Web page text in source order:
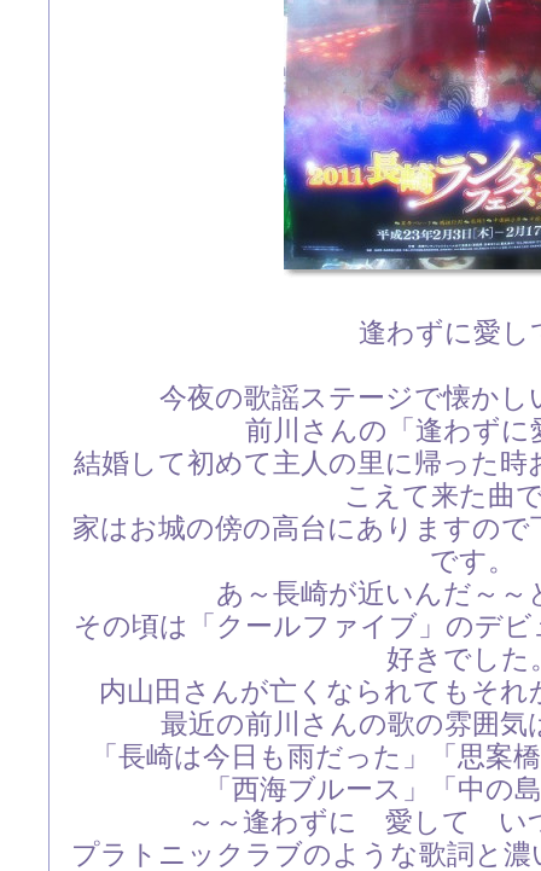
逢わずに愛し
今夜の歌謡ステージで懐かし
前川さんの「逢わずに
結婚して初めて主人の里に帰った
こえて来た曲
家はお城の傍の高台にありますの
です。
あ～長崎が近いんだ～～
その頃は「クールファイブ」のデ
好きでした
内山田さんが亡くなられてもそ
最近の前川さんの歌の雰囲気
「長崎は今日も雨だった」「思案
「西海ブルース」「中の
～～逢わずに 愛して い
プラトニックラブのような歌詞と